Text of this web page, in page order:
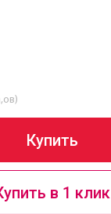
Купить
в 1 клик